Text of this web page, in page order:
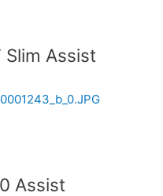
Slim Assist
Assist